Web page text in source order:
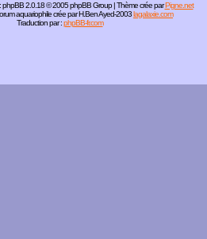
phpBB2.0.18 © 2005 phpBB Group | Thème crée parPigne.net
aquariophile crée par H.Ben Ayed-2003lagalaxie.com
Traduction par :phpBB-fr.com